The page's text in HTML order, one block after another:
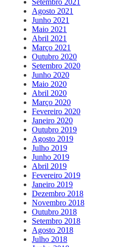
Setembro 2021
Agosto 2021
Junho 2021
Maio 2021
Abril 2021
Março 2021
Outubro 2020
Setembro 2020
Junho 2020
Maio 2020
Abril 2020
Março 2020
Fevereiro 2020
Janeiro 2020
Outubro 2019
Agosto 2019
Julho 2019
Junho 2019
Abril 2019
Fevereiro 2019
Janeiro 2019
Dezembro 2018
Novembro 2018
Outubro 2018
Setembro 2018
Agosto 2018
Julho 2018